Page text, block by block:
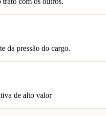
da pressão do cargo.
de alto valor